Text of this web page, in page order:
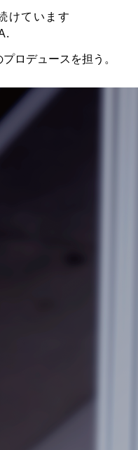
けています
ロデュースを担う。